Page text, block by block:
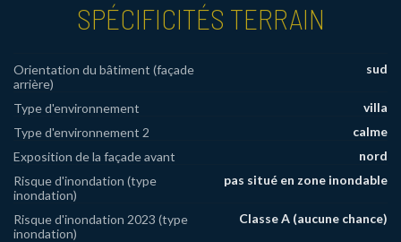
SPÉCIFICITÉS TERRAIN
Orientation du bâtiment (façade
arrière)
sud
Type d'environnement
villa
Type d'environnement 2
calme
Exposition de la façade avant
nord
Risque d'inondation (type
inondation)
pas situé en zone inondable
Risque d'inondation 2023 (type
inondation)
Classe A (aucune chance)